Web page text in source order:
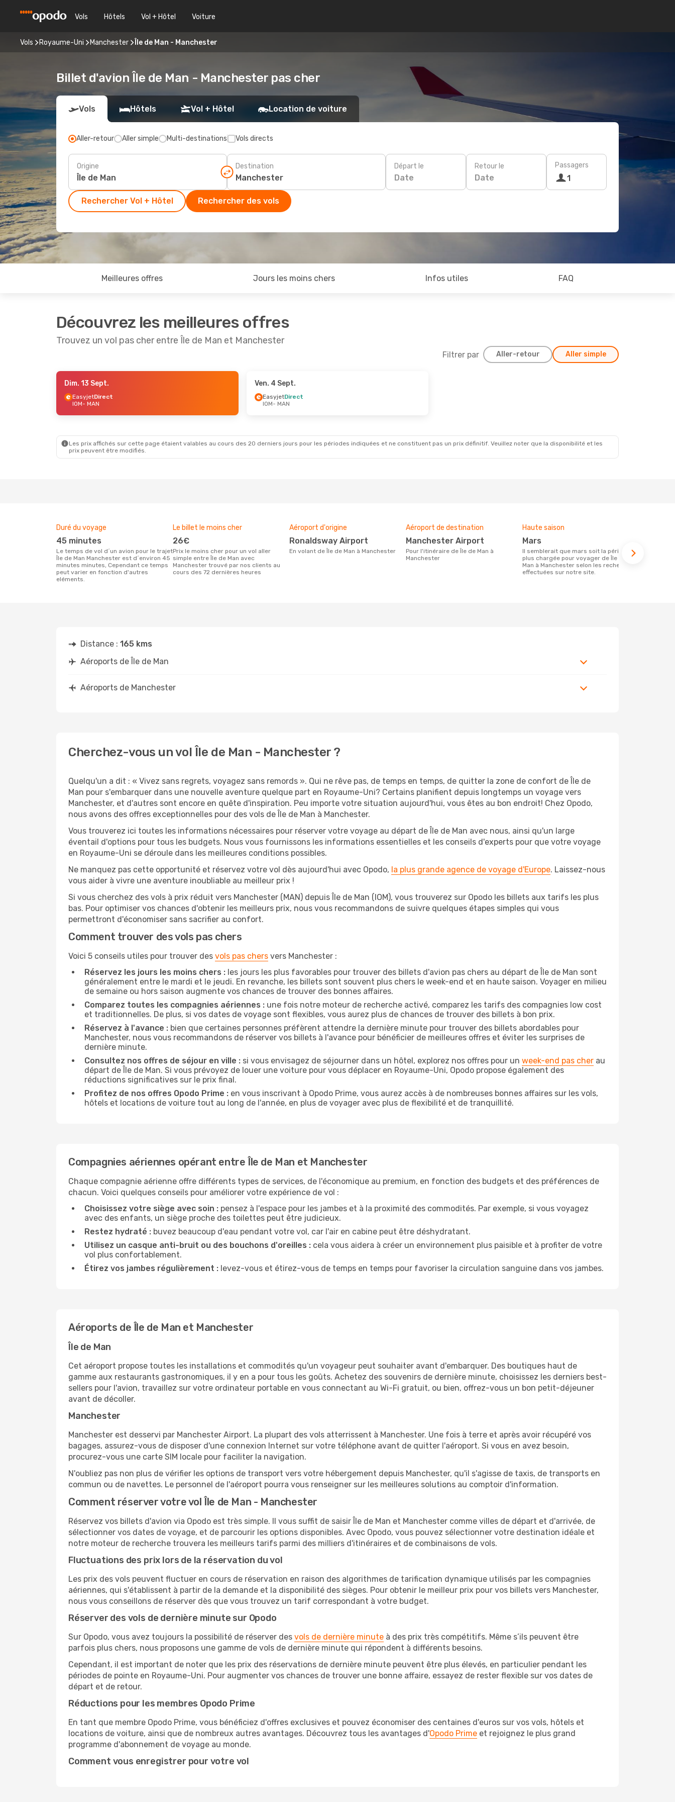
Vols Hôtels Vol + Hôtel Voiture
Vols Royaume-Uni Manchester Île de Man - Manchester
Billet d'avion Île de Man - Manchester pas cher
Vols Hôtels Vol + Hôtel Location de voiture
Aller-retour Aller simple Multi-destinations Vols directs
Origine Destination Départ le
Date
Retour le
Date
Passagers
1
Rechercher Vol + Hôtel Rechercher des vols
Meilleures offres Jours les moins chers Infos utiles FAQ
Découvrez les meilleures offres
Trouvez un vol pas cher entre Île de Man et Manchester
Filtrer par Aller-retour Aller simple
- Lun. 7 Sept.
Dim. 13 Sept.
EasyjetDirect
IOM- MAN
Ven. 4 Sept.
EasyjetDirect
IOM- MAN
Les prix affichés sur cette page étaient valables au cours des 20 derniers jours pour les périodes indiquées et ne constituent pas un prix définitif. Veuillez noter que la disponibilité et les
prix peuvent être modifiés.
Duré du voyage
45 minutes
Le temps de vol d´un avion pour le trajet
Île de Man Manchester est d´environ 45
minutes minutes, Cependant ce temps
peut varier en fonction d'autres
eléments.
Le billet le moins cher
26€
Prix le moins cher pour un vol aller
simple entre Île de Man avec
Manchester trouvé par nos clients au
cours des 72 dernières heures
Aéroport d'origine
Ronaldsway Airport
En volant de Île de Man à Manchester
Aéroport de destination
Manchester Airport
Pour l'itinéraire de Île de Man à
Manchester
Haute saison
mars
Il semblerait que mars soit la période la
plus chargée pour voyager de Île de
Man à Manchester selon les recherches
effectuées sur notre site.
Distance : 165 kms
Aéroports de Île de Man
Aéroports de Manchester
Cherchez-vous un vol Île de Man - Manchester ?
Quelqu'un a dit : « Vivez sans regrets, voyagez sans remords ». Qui ne rêve pas, de temps en temps, de quitter la zone de confort de Île de
Man pour s'embarquer dans une nouvelle aventure quelque part en Royaume-Uni? Certains planifient depuis longtemps un voyage vers
Manchester, et d'autres sont encore en quête d'inspiration. Peu importe votre situation aujourd'hui, vous êtes au bon endroit! Chez Opodo,
nous avons des offres exceptionnelles pour des vols de Île de Man à Manchester.
Vous trouverez ici toutes les informations nécessaires pour réserver votre voyage au départ de Île de Man avec nous, ainsi qu'un large
éventail d'options pour tous les budgets. Nous vous fournissons les informations essentielles et les conseils d'experts pour que votre voyage
en Royaume-Uni se déroule dans les meilleures conditions possibles.
Ne manquez pas cette opportunité et réservez votre vol dès aujourd'hui avec Opodo, la plus grande agence de voyage d'Europe. Laissez-nous
vous aider à vivre une aventure inoubliable au meilleur prix !
Si vous cherchez des vols à prix réduit vers Manchester (MAN) depuis Île de Man (IOM), vous trouverez sur Opodo les billets aux tarifs les plus
bas. Pour optimiser vos chances d'obtenir les meilleurs prix, nous vous recommandons de suivre quelques étapes simples qui vous
permettront d'économiser sans sacrifier au confort.
Comment trouver des vols pas chers
Voici 5 conseils utiles pour trouver des vols pas chers vers Manchester :
Réservez les jours les moins chers : les jours les plus favorables pour trouver des billets d'avion pas chers au départ de Île de Man sont
généralement entre le mardi et le jeudi. En revanche, les billets sont souvent plus chers le week-end et en haute saison. Voyager en milieu
de semaine ou hors saison augmente vos chances de trouver des bonnes affaires.
Comparez toutes les compagnies aériennes : une fois notre moteur de recherche activé, comparez les tarifs des compagnies low cost
et traditionnelles. De plus, si vos dates de voyage sont flexibles, vous aurez plus de chances de trouver des billets à bon prix.
Réservez à l'avance : bien que certaines personnes préfèrent attendre la dernière minute pour trouver des billets abordables pour
Manchester, nous vous recommandons de réserver vos billets à l'avance pour bénéficier de meilleures offres et éviter les surprises de
dernière minute.
Consultez nos offres de séjour en ville : si vous envisagez de séjourner dans un hôtel, explorez nos offres pour un week-end pas cher au
départ de Île de Man. Si vous prévoyez de louer une voiture pour vous déplacer en Royaume-Uni, Opodo propose également des
réductions significatives sur le prix final.
Profitez de nos offres Opodo Prime : en vous inscrivant à Opodo Prime, vous aurez accès à de nombreuses bonnes affaires sur les vols,
hôtels et locations de voiture tout au long de l'année, en plus de voyager avec plus de flexibilité et de tranquillité.
Compagnies aériennes opérant entre Île de Man et Manchester
Chaque compagnie aérienne offre différents types de services, de l'économique au premium, en fonction des budgets et des préférences de
chacun. Voici quelques conseils pour améliorer votre expérience de vol :
Choisissez votre siège avec soin : pensez à l'espace pour les jambes et à la proximité des commodités. Par exemple, si vous voyagez
avec des enfants, un siège proche des toilettes peut être judicieux.
Restez hydraté : buvez beaucoup d'eau pendant votre vol, car l'air en cabine peut être déshydratant.
Utilisez un casque anti-bruit ou des bouchons d'oreilles : cela vous aidera à créer un environnement plus paisible et à profiter de votre
vol plus confortablement.
Étirez vos jambes régulièrement : levez-vous et étirez-vous de temps en temps pour favoriser la circulation sanguine dans vos jambes.
Aéroports de Île de Man et Manchester
Île de Man
Cet aéroport propose toutes les installations et commodités qu'un voyageur peut souhaiter avant d'embarquer. Des boutiques haut de
gamme aux restaurants gastronomiques, il y en a pour tous les goûts. Achetez des souvenirs de dernière minute, choisissez les derniers best-
sellers pour l'avion, travaillez sur votre ordinateur portable en vous connectant au Wi-Fi gratuit, ou bien, offrez-vous un bon petit-déjeuner
avant de décoller.
Manchester
Manchester est desservi par Manchester Airport. La plupart des vols atterrissent à Manchester. Une fois à terre et après avoir récupéré vos
bagages, assurez-vous de disposer d'une connexion Internet sur votre téléphone avant de quitter l'aéroport. Si vous en avez besoin,
procurez-vous une carte SIM locale pour faciliter la navigation.
N'oubliez pas non plus de vérifier les options de transport vers votre hébergement depuis Manchester, qu'il s'agisse de taxis, de transports en
commun ou de navettes. Le personnel de l'aéroport pourra vous renseigner sur les meilleures solutions au comptoir d'information.
Comment réserver votre vol Île de Man - Manchester
Réservez vos billets d'avion via Opodo est très simple. Il vous suffit de saisir Île de Man et Manchester comme villes de départ et d'arrivée, de
sélectionner vos dates de voyage, et de parcourir les options disponibles. Avec Opodo, vous pouvez sélectionner votre destination idéale et
notre moteur de recherche trouvera les meilleurs tarifs parmi des milliers d'itinéraires et de combinaisons de vols.
Fluctuations des prix lors de la réservation du vol
Les prix des vols peuvent fluctuer en cours de réservation en raison des algorithmes de tarification dynamique utilisés par les compagnies
aériennes, qui s'établissent à partir de la demande et la disponibilité des sièges. Pour obtenir le meilleur prix pour vos billets vers Manchester,
nous vous conseillons de réserver dès que vous trouvez un tarif correspondant à votre budget.
Réserver des vols de dernière minute sur Opodo
Sur Opodo, vous avez toujours la possibilité de réserver des vols de dernière minute à des prix très compétitifs. Même s’ils peuvent être
parfois plus chers, nous proposons une gamme de vols de dernière minute qui répondent à différents besoins.
Cependant, il est important de noter que les prix des réservations de dernière minute peuvent être plus élevés, en particulier pendant les
périodes de pointe en Royaume-Uni. Pour augmenter vos chances de trouver une bonne affaire, essayez de rester flexible sur vos dates de
départ et de retour.
Réductions pour les membres Opodo Prime
En tant que membre Opodo Prime, vous bénéficiez d'offres exclusives et pouvez économiser des centaines d'euros sur vos vols, hôtels et
locations de voiture, ainsi que de nombreux autres avantages. Découvrez tous les avantages d'Opodo Prime et rejoignez le plus grand
programme d'abonnement de voyage au monde.
Comment vous enregistrer pour votre vol